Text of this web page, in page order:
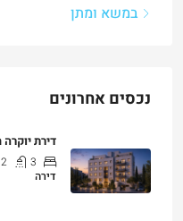
3
2
דירה
₪7,500,000